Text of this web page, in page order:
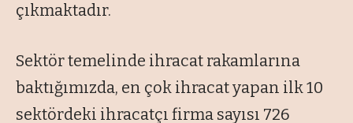
çıkmaktadır.
Sektör temelinde ihracat rakamlarına
baktığımızda, en çok ihracat yapan ilk 10
sektördeki ihracatçı firma sayısı 726